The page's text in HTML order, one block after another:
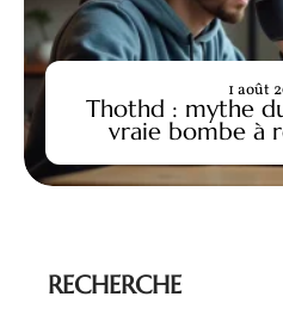
Thothd : mythe
vraie bombe à
1 août
RECHERCHE